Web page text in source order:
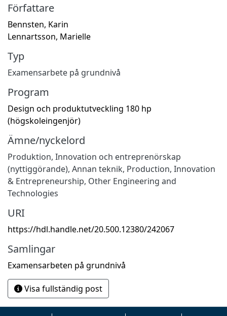
Författare
Bennsten, Karin
Lennartsson, Marielle
Typ
Examensarbete på grundnivå
Program
Design och produktutveckling 180 hp
(högskoleingenjör)
Ämne/nyckelord
Produktion, Innovation och entreprenörskap
(nyttiggörande), Annan teknik, Production, Innovation
& Entrepreneurship, Other Engineering and
Technologies
URI
https://hdl.handle.net/20.500.12380/242067
Samlingar
Examensarbeten på grundnivå
Visa fullständig post